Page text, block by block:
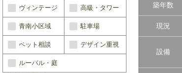
築年数
現況
設備
ヴィンテージ 高級・タワー
青南小区域 駐車場
ペット相談 デザイン重視
ルーバル・庭